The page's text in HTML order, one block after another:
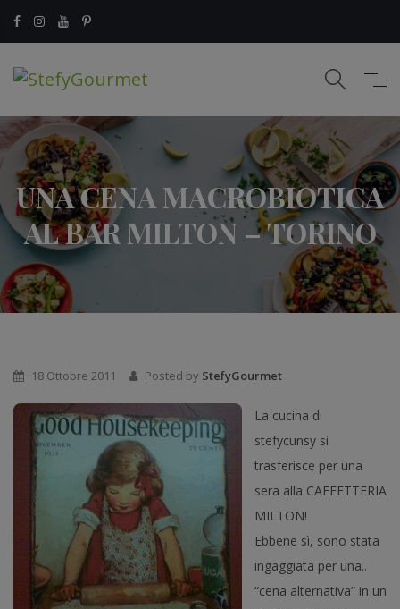
UNA CENA MACROBIOTICA
AL BAR MILTON – TORINO
18 Ottobre 2011 Posted by StefyGourmet
La cucina di
stefycunsy si
trasferisce per una
sera alla CAFFETTERIA
MILTON!
Ebbene sì, sono stata
ingaggiata per una..
“cena alternativa” in un